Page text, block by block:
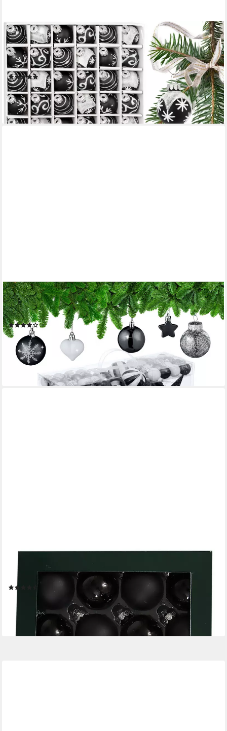
BRUBAKER
Weihnachtsbaumkugel Weihnachtskugeln mit 3 cm Baumkugeln -
Handbemalter Christbaumschmuck (36 St), Mini Kugeln für
Weihnachtsbaum und Weihnachtsdekorationen aus Glas
(8)
19,99 €
lieferbar - in 2-3 Werktagen bei dir
RELAXDAYS
Weihnachtsbaumkugel Weihnachtskugeln im 101er Set (101 St),
schwarz
(14)
21,99 € UVP 39,99 €
-45%
lieferbar - in 2-3 Werktagen bei dir
+6
ANNASTORE
Weihnachtsbaumkugel Kleine Baumkugeln aus Glas Ø 2 cm/3 cm
- Christbaumkugeln, Baumschmuck, Christbaumschmuck
6,99 €
lieferbar - in 3-4 Werktagen bei dir
+46